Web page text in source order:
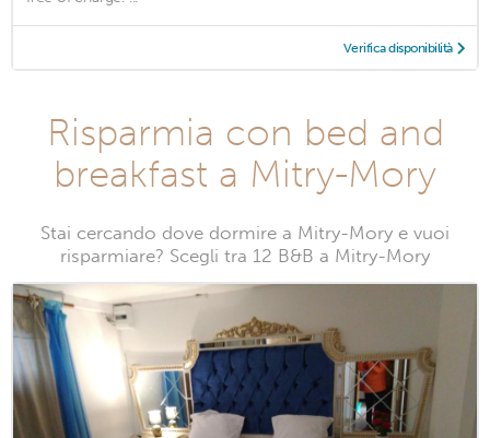
Verifica disponibilità
Risparmia con bed and
breakfast a Mitry-Mory
Stai cercando dove dormire a Mitry-Mory e vuoi
risparmiare? Scegli tra 12 B&B a Mitry-Mory